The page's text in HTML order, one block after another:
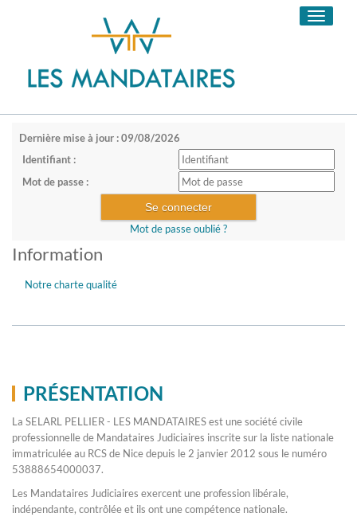
Toggle
Dernière mise à jour : 09/08/2026
Identifiant :
Mot de passe :
Mot de passe oublié ?
Information
Notre charte qualité
PRÉSENTATION
La SELARL PELLIER - LES MANDATAIRES est une société civile
professionnelle de Mandataires Judiciaires inscrite sur la liste nationale
immatriculée au RCS de Nice depuis le 2 janvier 2012 sous le numéro
53888654000037.
Les Mandataires Judiciaires exercent une profession libérale,
indépendante, contrôlée et ils ont une compétence nationale.